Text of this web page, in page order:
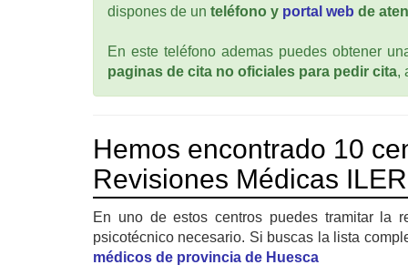
dispones de un teléfono y portal web de
En este teléfono ademas puedes obtener
paginas de cita no oficiales para pedir cita,
Hemos encontrado 10
Revisiones Médicas
En uno de estos centros puedes tramitar la
psicotécnico necesario. Si buscas la lista
médicos de provincia de Huesca